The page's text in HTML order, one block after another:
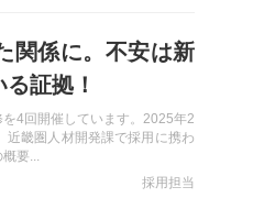
関係に。不安は新
証拠！
4回開催しています。2025年2
近畿圏人材開発課で採用に携わ
要...
採用担当